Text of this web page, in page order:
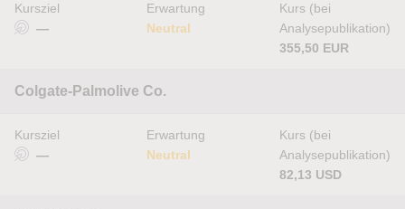
Kursziel
—
Erwartung
Neutral
Kurs (bei
Analysepublikation)
355,50 EUR
Colgate-Palmolive Co.
Kursziel
—
Erwartung
Neutral
Kurs (bei
Analysepublikation)
82,13 USD